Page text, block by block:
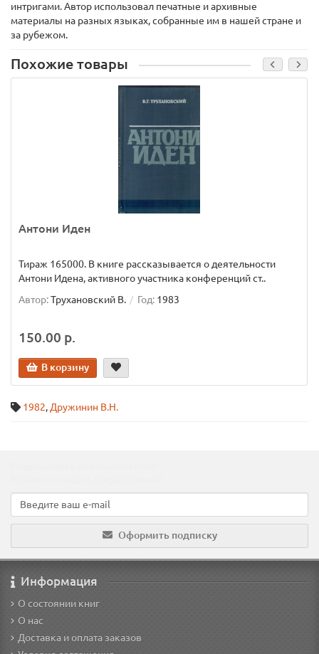
интригами. Автор использовал печатные и архивные
материалы на разных языках, собранные им в нашей стране и
за рубежом.
Похожие товары
Антони Иден
Тираж 165000. В книге рассказывается о деятельности
Антони Идена, активного участника конференций ст..
Автор:Трухановский В. Год: 1983
150.00 р.
В корзину
1982, Дружинин В.Н.
Оформить подписку
Информация
О состоянии книг
О нас
Доставка и оплата заказов